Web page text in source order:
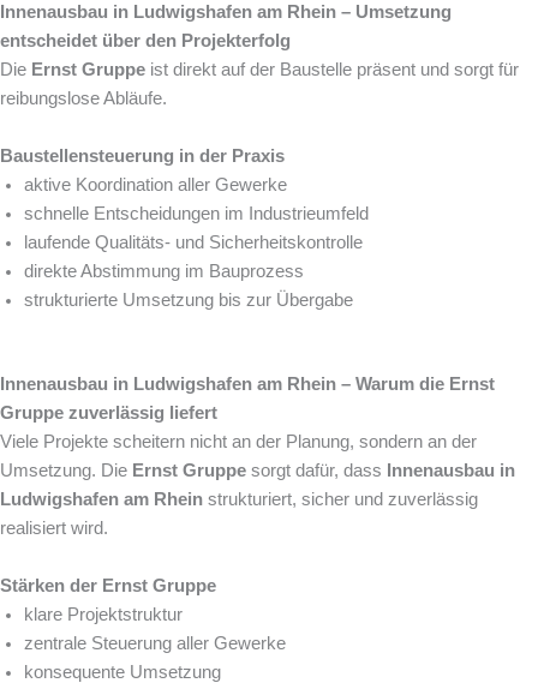
Innenausbau in Ludwigshafen am Rhein – Umsetzung
entscheidet über den Projekterfolg
Die Ernst Gruppe ist direkt auf der Baustelle präsent und sorgt für
reibungslose Abläufe.
Baustellensteuerung in der Praxis
aktive Koordination aller Gewerke
schnelle Entscheidungen im Industrieumfeld
laufende Qualitäts- und Sicherheitskontrolle
direkte Abstimmung im Bauprozess
strukturierte Umsetzung bis zur Übergabe
Innenausbau in Ludwigshafen am Rhein – Warum die Ernst
Gruppe zuverlässig liefert
Viele Projekte scheitern nicht an der Planung, sondern an der
Umsetzung. Die Ernst Gruppe sorgt dafür, dass
Innenausbau in
Ludwigshafen am Rhein strukturiert, sicher und zuverlässig
realisiert wird.
Stärken der Ernst Gruppe
klare Projektstruktur
zentrale Steuerung aller Gewerke
konsequente Umsetzung